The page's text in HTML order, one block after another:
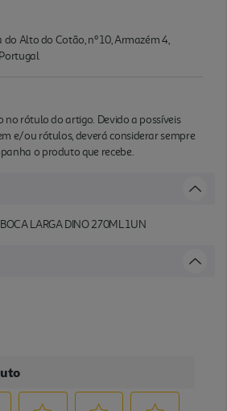
Alto do Cotão, nº 10, Armazém 4,
rótulo do artigo. Devido a possíveis
e/ou rótulos, deverá considerar sempre
o produto que recebe.
LARGA DINO 270ML 1UN